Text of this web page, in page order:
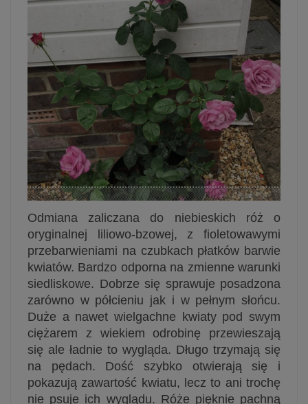
Odmiana zaliczana do niebieskich róż o
oryginalnej liliowo-bzowej, z fioletowawymi
przebarwieniami na czubkach płatków barwie
kwiatów. Bardzo odporna na zmienne warunki
siedliskowe. Dobrze się sprawuje posadzona
zarówno w półcieniu jak i w pełnym słońcu.
Duże a nawet wielgachne kwiaty pod swym
ciężarem z wiekiem odrobinę przewieszają
się ale ładnie to wygląda. Długo trzymają się
na pędach. Dość szybko otwierają się i
pokazują zawartość kwiatu, lecz to ani trochę
nie psuje ich wyglądu. Róże pięknie pachną